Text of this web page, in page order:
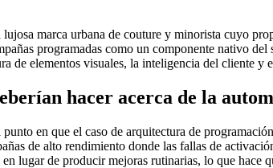
marca urbana de couture y minorista cuyo
programadas como un componente nativo
de elementos visuales, la inteligencia del cliente y
hacer acerca de la
en que el caso de arquitectura de
de alto rendimiento donde las fallas de
lugar de producir mejoras rutinarias, lo que